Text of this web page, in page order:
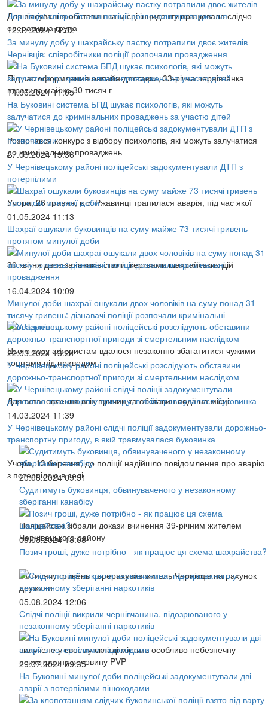
Для з’ясування обставин на місці інциденту працювала слідчо-
оперативна група
12.07.2024 14:32
За минулу добу у шахрайську пастку потрапили двоє жителів
Чернівців: співробітники поліції розпочали провадження
Під час оформлення онлайн-доставки, 33-річна чернівчанка
втратила майже 30 тисяч г
14.06.2024 11:05
На Буковині система БПД шукає психологів, які можуть
залучатися до кримінальних проваджень за участю дітей
Розпочався конкурс з відбору психологів, які можуть залучатися
до кримінальних проваджень
27.05.2024 15:36
У Чернівецькому районі поліцейські задокументували ДТП з
потерпілими
Учора, 26 травня, в с. Ржавинці трапилася аварія, під час якої
01.05.2024 11:13
Шахраї ошукали буковинців на суму майже 73 тисячі гривень
протягом минулої доби
30 квітня двоє заявників стали жертвами шахрайських дій
16.04.2024 10:09
Минулої доби шахраї ошукали двох чоловіків на суму понад 31
тисячу гривень: дізнавачі поліції розпочали кримінальні
провадження
Цього разу аферистам вдалося незаконно збагатитися чужими
коштами під приводом
22.03.2024 13:24
У Чернівецькому районі поліцейські розслідують обставини
дорожньо-транспортної пригоди зі смертельним наслідком
Для встановлення всіх причин та обставин події на місці
14.03.2024 11:39
У Чернівецькому районі слідчі поліції задокументували дорожньо-
транспортну пригоду, в якій травмувалася буковинка
Учора, 13 березня, до поліції надійшло повідомлення про аварію
з потерпілою в селі
20.08.2024 09:31
Судитимуть буковинця, обвинуваченого у незаконному
зберіганні канабісу
Поліцейські зібрали докази вчинення 39-річним жителем
Чернівецького району
09.08.2024 18:08
Позич гроші, дуже потрібно - як працює ця схема шахрайства?
21 тисячу гривень перерахував житель Чернівців на рахунок
дружини
05.08.2024 12:06
Слідчі поліції викрили чернівчанина, підозрюваного у
незаконному зберіганні наркотиків
вилучене у своєму складі містить особливо небезпечну
психотропну речовину PVP
29.07.2024 09:35
На Буковині минулої доби поліцейські задокументували дві
аварії з потерпілими пішоходами